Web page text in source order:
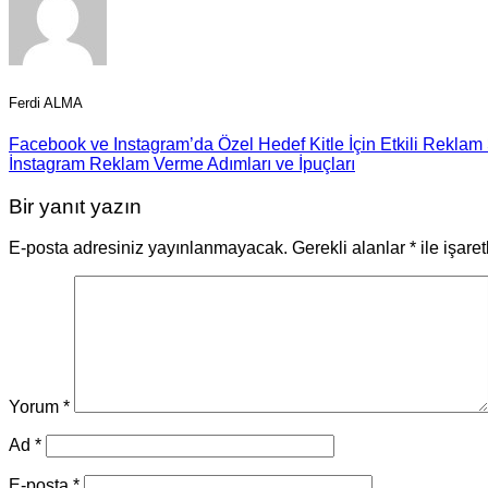
Ferdi ALMA
Facebook ve Instagram’da Özel Hedef Kitle İçin Etkili Reklam
İnstagram Reklam Verme Adımları ve İpuçları
Bir yanıt yazın
E-posta adresiniz yayınlanmayacak. Gerekli alanlar * ile
Yorum *
Ad *